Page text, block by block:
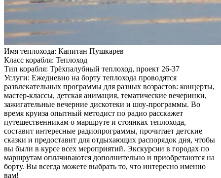
Имя теплохода: Капитан Пушкарев
Класс корабля: Теплоход
Тип корабля: Трёхпалубный теплоход, проект 26-37
Услуги: Ежедневно на борту теплохода проводятся
развлекательных программы для разных возрастов: концерты,
мастер-классы, детская анимация, тематические вечеринки,
зажигательные вечерние дискотеки и шоу-программы. Во
время круиза опытный методист по радио расскажет
путешественникам о маршруте и стоянках теплохода,
составит интересные радиопрограммы, прочитает детские
сказки и предоставит для отдыхающих распорядок дня, чтобы
вы были в курсе всех мероприятий. Экскурсии в городах по
маршрутам оплачиваются дополнительно и приобретаются на
борту. Вы всегда можете выбрать то, что интересно именно
вам!